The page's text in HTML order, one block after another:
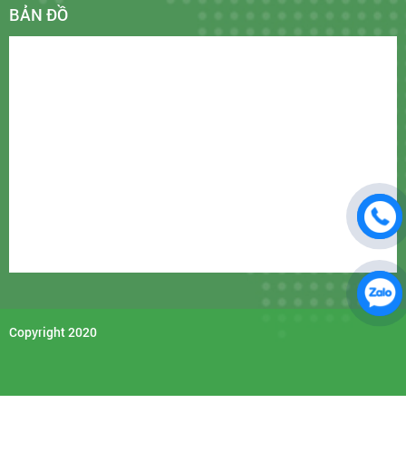
WMT501-VN
Xám ánh
Trắng
WMT594MYZ-VN
Vàng ánh
Xám ánh
BẢN ĐỒ
Copyright 2020